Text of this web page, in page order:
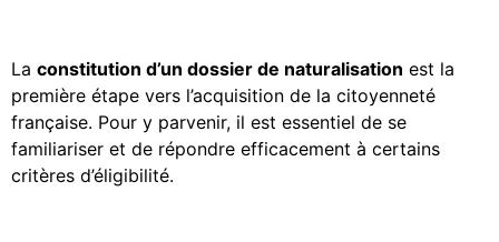
La constitution d’un dossier de naturalisation est la
première étape vers l’acquisition de la citoyenneté
française. Pour y parvenir, il est essentiel de se
familiariser et de répondre efficacement à certains
critères d’éligibilité.